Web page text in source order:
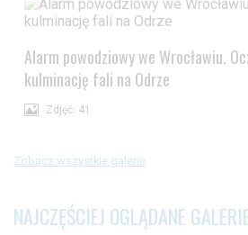
Alarm powodziowy we Wrocławiu.
kulminację fali na Odrze
Zdjęć: 41
Zobacz wszystkie galerie
NAJCZĘŚCIEJ OGLĄDANE